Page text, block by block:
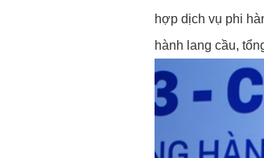
hợp dịch vụ phi
hành lang cầu,